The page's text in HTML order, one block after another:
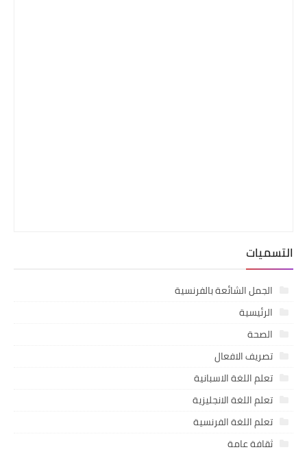
التسميات
الجمل الشائعة بالفرنسية
الرئيسية
الصحة
تصريف الافعال
تعلم اللغة الاسبانية
تعلم اللغة الانجليزية
تعلم اللغة الفرنسية
ثقافة عامة